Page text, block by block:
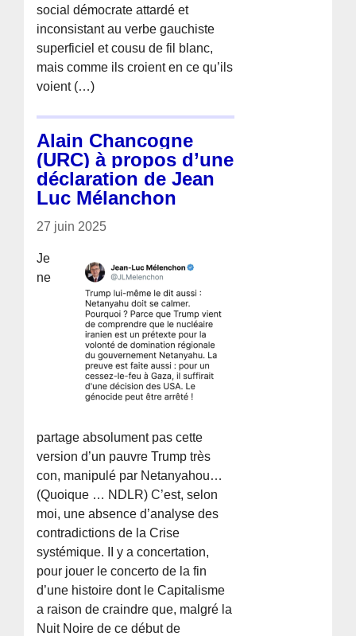
social démocrate attardé et
inconsistant au verbe gauchiste
superficiel et cousu de fil blanc,
mais comme ils croient en ce qu’ils
voient (…)
Alain Chancogne
(URC) à propos d’une
déclaration de Jean
Luc Mélanchon
27 juin 2025
Je
ne
partage absolument pas cette
version d’un pauvre Trump très
con, manipulé par Netanyahou…
(Quoique … NDLR) C’est, selon
moi, une absence d’analyse des
contradictions de la Crise
systémique. II y a concertation,
pour jouer le concerto de la fin
d’une histoire dont le Capitalisme
a raison de craindre que, malgré la
Nuit Noire de ce début de